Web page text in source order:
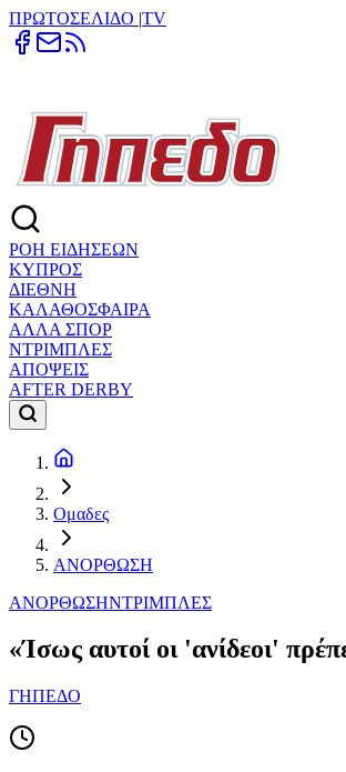
ΠΡΩΤΟΣΕΛΙΔΟ |TV
ΡΟΗ ΕΙΔΗΣΕΩΝ
ΚΥΠΡΟΣ
ΔΙΕΘΝΗ
ΚΑΛΑΘΟΣΦΑΙΡΑ
ΑΛΛΑ ΣΠΟΡ
ΝΤΡΙΜΠΛΕΣ
ΑΠΟΨΕΙΣ
AFTER DERBY
Ομαδες
ΑΝΟΡΘΩΣΗ
ΑΝΟΡΘΩΣΗΝΤΡΙΜΠΛΕΣ
«Ίσως αυτοί οι 'ανίδεοι'
ΓΗΠΕΔΟ